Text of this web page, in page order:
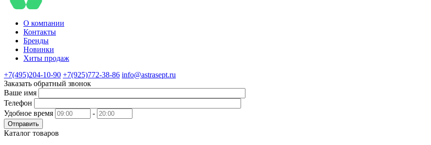
О компании
Контакты
Бренды
Новинки
Хиты продаж
+7(495)204-10-90 +7(925)772-38-86 info@astrasept.ru
Заказать обратный звонок
Ваше имя
Телефон
Удобное время
-
Отправить
Каталог товаров